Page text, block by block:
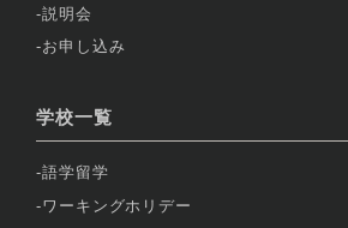
説明会
お申し込み
学校一覧
語学留学
ワーキングホリデー